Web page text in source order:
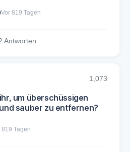
Vor 819 Tagen
Antworten
1,073
um überschüssigen
sauber zu entfernen?
819 Tagen